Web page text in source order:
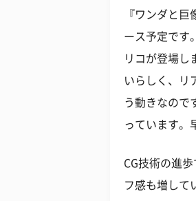
『ワンダと
ース予定です
リコが登場し
いらしく、リ
う動きなので
っています。
CG技術の進
フ感も増して